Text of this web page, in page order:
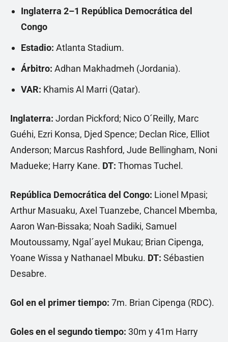
Inglaterra 2–1 República Democrática del
Congo
Estadio: Atlanta Stadium.
Árbitro: Adhan Makhadmeh (Jordania).
VAR: Khamis Al Marri (Qatar).
Inglaterra: Jordan Pickford; Nico O´Reilly, Marc
Guéhi, Ezri Konsa, Djed Spence; Declan Rice, Elliot
Anderson; Marcus Rashford, Jude Bellingham, Noni
Madueke; Harry Kane. DT: Thomas Tuchel.
República Democrática del Congo: Lionel Mpasi;
Arthur Masuaku, Axel Tuanzebe, Chancel Mbemba,
Aaron Wan-Bissaka; Noah Sadiki, Samuel
Moutoussamy, Ngal´ayel Mukau; Brian Cipenga,
Yoane Wissa y Nathanael Mbuku. DT: Sébastien
Desabre.
Gol en el primer tiempo: 7m. Brian Cipenga (RDC).
Goles en el segundo tiempo: 30m y 41m Harry